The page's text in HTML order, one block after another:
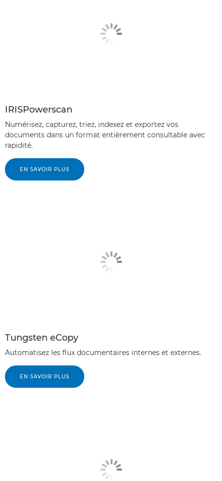
IRISPowerscan
Numérisez, capturez, triez, indexez et exportez vos
documents dans un format entièrement consultable avec
rapidité.
EN SAVOIR PLUS
Tungsten eCopy
Automatisez les flux documentaires internes et externes.
EN SAVOIR PLUS